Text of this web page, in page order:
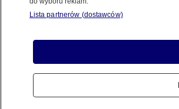
Posłuchaj artykułu
Czyta lektor AI
Lista partnerów (dostawców)